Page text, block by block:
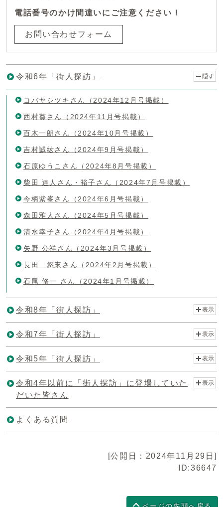
電話番号のかけ間違いにご注意ください！
お問い合わせフォーム
令和6年「街人探訪」 隠す
コバヤシツキさん（2024年12月号掲載）
西村葵さん（2024年11月号掲載）
百木一朗さん（2024年10月号掲載）
吉村誠紘さん（2024年9月号掲載）
石原ゆうこさん（2024年8月号掲載）
柴田 達人さん・裕子さん（2024年7月号掲載）
今柄紫峯さん（2024年6月号掲載）
森田雅人さん（2024年5月号掲載）
清水幸子さん（2024年4月号掲載）
矢野 公祥さん（2024年3月号掲載）
長田 悠來さん（2024年2月号掲載）
石尾 修一 さん（2024年1月号掲載）
令和8年「街人探訪」 表示
令和7年「街人探訪」 表示
令和5年「街人探訪」 表示
令和4年以前に「街人探訪」に登場していた
だいた皆さん
表示
よくある質問
[公開日：2024年11月29日]
ID:36647